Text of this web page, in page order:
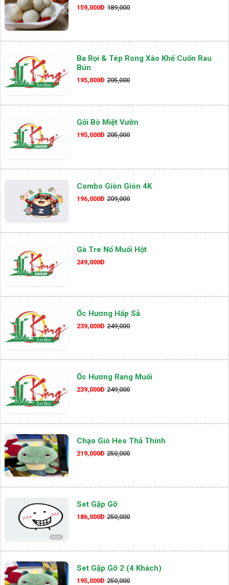
159,000Đ 189,000
Ba Rọi & Tép Rong Xào Khế Cuốn Rau
Bún
195,000Đ 205,000
Gỏi Bò Miệt Vườn
195,000Đ 205,000
Combo Giòn Giòn 4K
196,000Đ 209,000
Gà Tre Nổ Muối Hột
249,000Đ
Ốc Hương Hấp Sả
239,000Đ 249,000
Ốc Hương Rang Muối
239,000Đ 249,000
Chạo Giò Heo Thả Thính
219,000Đ 250,000
Set Gặp Gỡ
186,000Đ 250,000
Set Gặp Gỡ 2 (4 Khách)
195,000Đ 250,000